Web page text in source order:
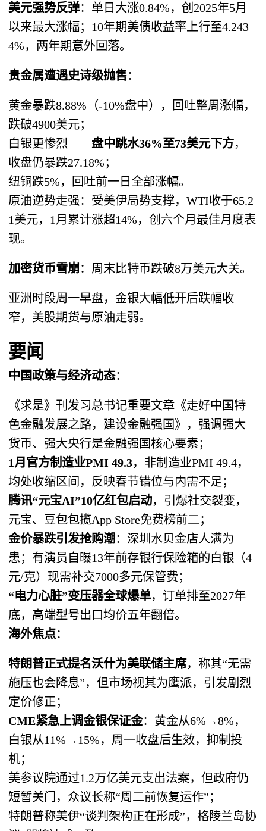
美元强势反弹：单日大涨0.84%，创2025年5月
以来最大涨幅；10年期美债收益率上行至4.243
4%，两年期意外回落。
贵金属遭遇史诗级抛售：
黄金暴跌8.88%（-10%盘中），回吐整周涨幅，
跌破4900美元；
白银更惨烈——盘中跳水36%至73美元下方，
收盘仍暴跌27.18%；
纽铜跌5%，回吐前一日全部涨幅。
原油逆势走强：受美伊局势支撑，WTI收于65.2
1美元，1月累计涨超14%，创六个月最佳月度表
现。
加密货币雪崩：周末比特币跌破8万美元大关。
亚洲时段周一早盘，金银大幅低开后跌幅收
窄，美股期货与原油走弱。
要闻
中国政策与经济动态：
《求是》刊发习总书记重要文章《走好中国特
色金融发展之路，建设金融强国》，强调强大
货币、强大央行是金融强国核心要素；
1月官方制造业PMI 49.3，非制造业PMI 49.4，
均处收缩区间，反映春节错位与内需不足；
腾讯“元宝AI”10亿红包启动，引爆社交裂变，
元宝、豆包包揽App Store免费榜前二；
金价暴跌引发抢购潮 ：深圳水贝金店人满为
患；有演员自曝13年前存银行保险箱的白银（4
元/克）现需补交7000多元保管费；
“电力心脏”变压器全球爆单，订单排至2027年
底，高端型号出口均价五年翻倍。
海外焦点：
特朗普正式提名沃什为美联储主席，称其“无需
施压也会降息”，但市场视其为鹰派，引发剧烈
定价修正；
CME紧急上调金银保证金：黄金从6%→8%，
白银从11%→15%，周一收盘后生效，抑制投
机；
美参议院通过1.2万亿美元支出法案，但政府仍
短暂关门，众议长称“周二前恢复运作”；
特朗普称美伊“谈判架构正在形成”，格陵兰岛协